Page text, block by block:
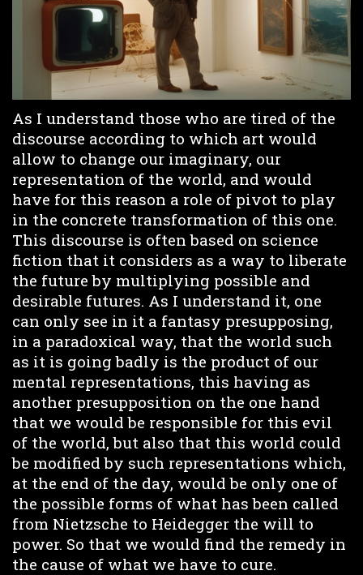
As I understand those who are tired of the
discourse according to which art would
allow to change our imaginary, our
representation of the world, and would
have for this reason a role of pivot to play
in the concrete transformation of this one.
This discourse is often based on science
fiction that it considers as a way to liberate
the future by multiplying possible and
desirable futures. As I understand it, one
can only see in it a fantasy presupposing,
in a paradoxical way, that the world such
as it is going badly is the product of our
mental representations, this having as
another presupposition on the one hand
that we would be responsible for this evil
of the world, but also that this world could
be modified by such representations which,
at the end of the day, would be only one of
the possible forms of what has been called
from Nietzsche to Heidegger the will to
power. So that we would find the remedy in
the cause of what we have to cure.